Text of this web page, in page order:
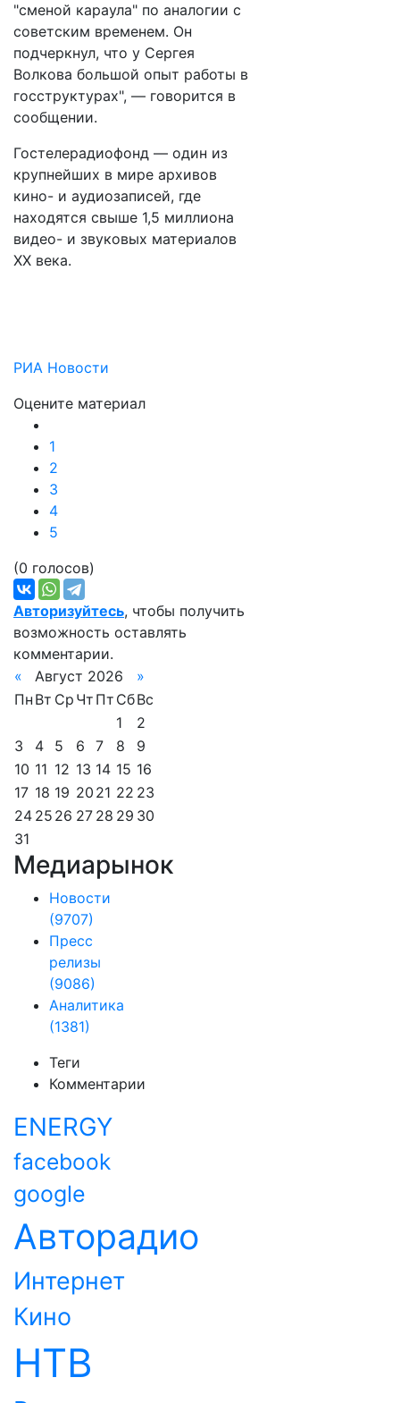
"сменой караула" по аналогии с
советским временем. Он
подчеркнул, что у Сергея
Волкова большой опыт работы в
госструктурах", — говорится в
сообщении.
Гостелерадиофонд — один из
крупнейших в мире архивов
кино- и аудиозаписей, где
находятся свыше 1,5 миллиона
видео- и звуковых материалов
XX века.
РИА Новости
Оцените материал
1
2
3
4
5
(0 голосов)
Авторизуйтесь, чтобы получить
возможность оставлять
комментарии.
«
Август 2026
»
Пн Вт Ср Чт Пт СбВс
1
2
3
4 5 6 7 8
9
10 11 12 13 14 15 16
17 18 19 20 21 22 23
24 25 26 27 28 29 30
31
Медиарынок
Новости
(9707)
Пресс
релизы
(9086)
Аналитика
(1381)
Теги
Комментарии
ENERGY
facebook
google
Авторадио
Интернет
Кино
НТВ